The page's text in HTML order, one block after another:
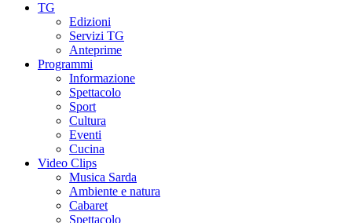
TG
Edizioni
Servizi TG
Anteprime
Programmi
Informazione
Spettacolo
Sport
Cultura
Eventi
Cucina
Video Clips
Musica Sarda
Ambiente e natura
Cabaret
Spettacolo